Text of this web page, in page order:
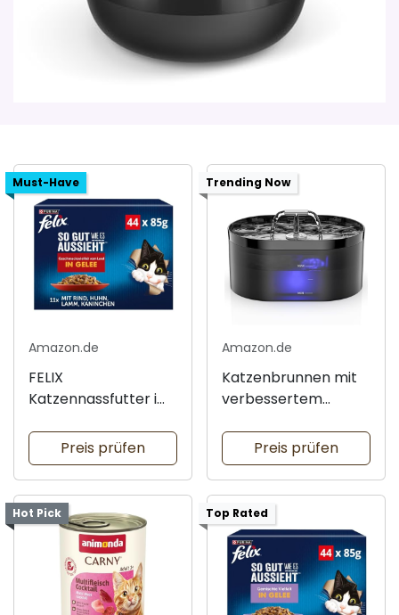
Must-Have
Amazon.de
FELIX
Katzennassfutter im
MultipackPreis prüfen
Trending Now
Amazon.de
Katzenbrunnen mit
verbessertem
Preis prüfen
Hot Pick Top Rated